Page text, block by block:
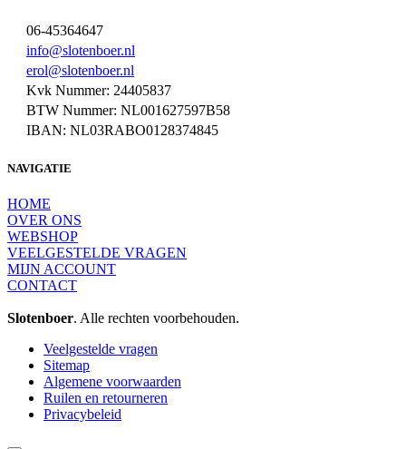
06-45364647
info@slotenboer.nl
erol@slotenboer.nl
Kvk Nummer: 24405837
BTW Nummer: NL001627597B58
IBAN: NL03RABO0128374845
NAVIGATIE
HOME
OVER ONS
WEBSHOP
VEELGESTELDE VRAGEN
MIJN ACCOUNT
CONTACT
Slotenboer. Alle rechten voorbehouden.
Veelgestelde vragen
Sitemap
Algemene voorwaarden
Ruilen en retourneren
Privacybeleid